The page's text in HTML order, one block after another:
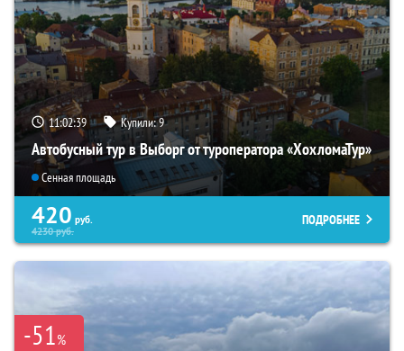
11:02:38 Купили:9
Автобусный тур в Выборг от туроператора «ХохломаТур»
Сенная площадь
420 руб.
4230руб.
ПОДРОБНЕЕ
-51%